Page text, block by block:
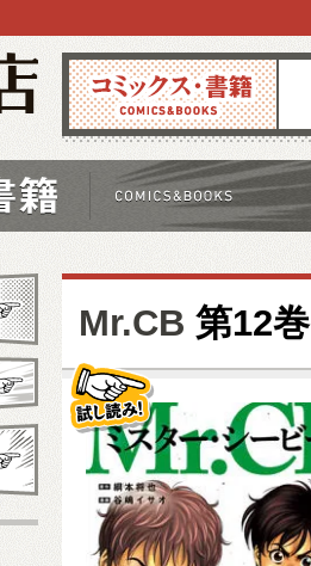
コミックス 雑誌
Mr.CB 第12巻
試し読み！